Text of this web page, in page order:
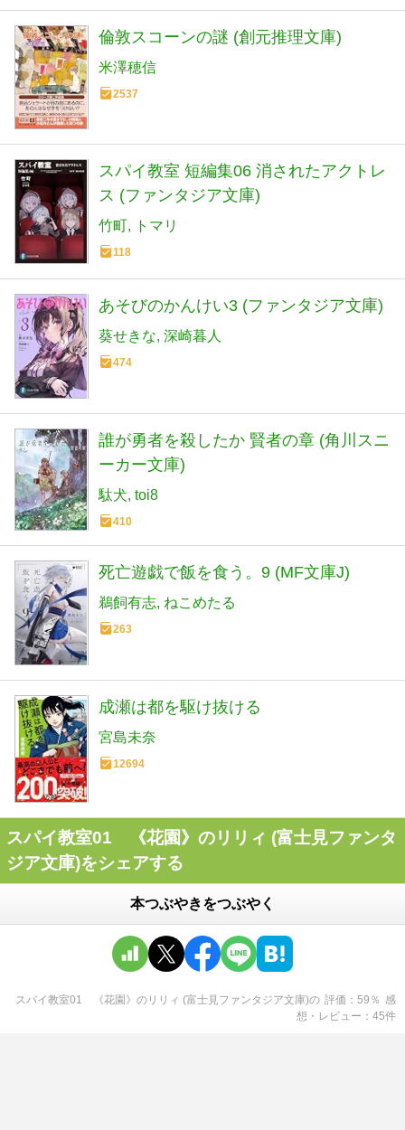
倫敦スコーンの謎 (創元推理文庫)
米澤穂信
2537
スパイ教室 短編集06 消されたアクトレ
ス (ファンタジア文庫)
竹町 トマリ
118
あそびのかんけい3 (ファンタジア文庫)
葵せきな 深崎暮人
474
誰が勇者を殺したか 賢者の章 (角川スニ
ーカー文庫)
駄犬 toi8
410
死亡遊戯で飯を食う。9 (MF文庫J)
鵜飼有志 ねこめたる
263
成瀬は都を駆け抜ける
宮島未奈
12694
スパイ教室01 《花園》のリリィ (富士見ファンタ
ジア文庫)をシェアする
本つぶやきをつぶやく
スパイ教室01 《花園》のリリィ (富士見ファンタジア文庫)の 評価 59 ％ 感
想・レビュー
45件